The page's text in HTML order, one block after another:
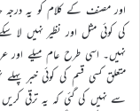
اور مصنف کے کلام کو یہ درجہ
کی کوئی مثل اور نظیر نہیں لا
نہیں۔ اسی طرح عام میلے اور
متعلق کسی قسم کی کوئی خبر
سے نہیں کی گئی کہ یہ ترقی